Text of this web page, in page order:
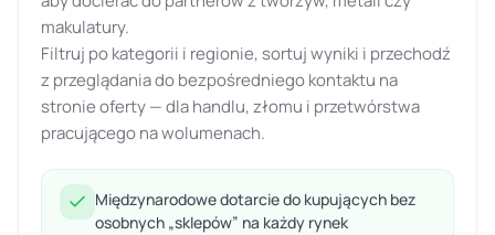
makulatury.
Filtruj po kategorii i regionie, sortuj wyniki i przechodź
z przeglądania do bezpośredniego kontaktu na
stronie oferty — dla handlu, złomu i przetwórstwa
pracującego na wolumenach.
Międzynarodowe dotarcie do kupujących bez
osobnych „sklepów” na każdy rynek